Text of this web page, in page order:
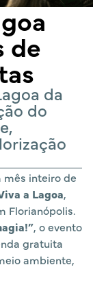
de
da
do
mês inteiro de
a Lagoa,
Florianópolis.
, o evento
gratuita
ambiente,